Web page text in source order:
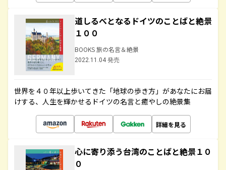
道しるべとなるドイツのことばと絶景
１００
BOOKS 旅の名言＆絶景
2022.11.04 発売
世界を４０年以上歩いてきた「地球の歩き方」があなたにお届
けする、人生を輝かせるドイツの名言と癒やしの絶景集
詳細を見る
心に寄り添う台湾のことばと絶景１０
０